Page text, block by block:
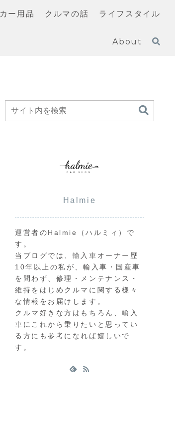
カー用品 クルマの話 ライフスタイル
About
Halmie
運営者のHalmie（ハルミィ）で
す。
当ブログでは、輸入車オーナー歴
10年以上の私が、輸入車・国産車
を問わず、修理・メンテナンス・
維持をはじめクルマに関する様々
な情報をお届けします。
クルマ好きな方はもちろん、輸入
車にこれから乗りたいと思ってい
る方にも参考になれば嬉しいで
す。